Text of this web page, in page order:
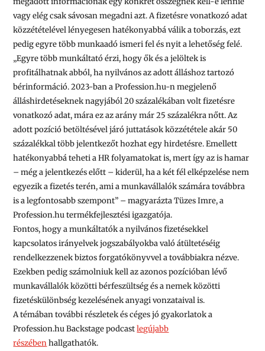
vagy elég csak sávosan megadni azt. A fizetésre vonatkozó adat
közzétételével lényegesen hatékonyabbá válik a toborzás, ezt
pedig egyre több munkaadó ismeri fel és nyit a lehetőség felé.
„Egyre több munkáltató érzi, hogy ők és a jelöltek is
profitálhatnak abból, ha nyilvános az adott álláshoz tartozó
bérinformáció. 2023-ban a Profession.hu-n megjelenő
álláshirdetéseknek nagyjából 20 százalékában volt fizetésre
vonatkozó adat, mára ez az arány már 25 százalékra nőtt. Az
adott pozíció betöltésével járó juttatások közzététele akár 50
százalékkal több jelentkezőt hozhat egy hirdetésre. Emellett
hatékonyabbá teheti a HR folyamatokat is, mert így az is hamar
– még a jelentkezés előtt – kiderül, ha a két fél elképzelése nem
egyezik a fizetés terén, ami a munkavállalók számára továbbra
is a legfontosabb szempont” – magyarázta Tüzes Imre, a
Profession.hu termékfejlesztési igazgatója.
Fontos, hogy a munkáltatók a nyilvános fizetésekkel
kapcsolatos irányelvek jogszabályokba való átültetéséig
rendelkezzenek biztos forgatókönyvvel a továbbiakra nézve.
Ezekben pedig számolniuk kell az azonos pozícióban lévő
munkavállalók közötti bérfeszültség és a nemek közötti
fizetéskülönbség kezelésének anyagi vonzataival is.
A témában további részletek és céges jó gyakorlatok a
Profession.hu Backstage podcastlegújabb
részébenhallgathatók.